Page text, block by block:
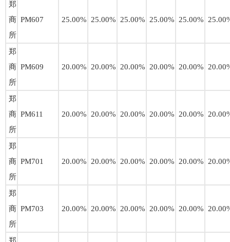
郑
商
所
PM607 25.00% 25.00% 25.00% 25.00% 25.00%
郑
商
所
PM609 20.00% 20.00% 20.00% 20.00% 20.00%
郑
商
所
PM611 20.00% 20.00% 20.00% 20.00% 20.00%
郑
商
所
PM701 20.00% 20.00% 20.00% 20.00% 20.00%
郑
商
所
PM703 20.00% 20.00% 20.00% 20.00% 20.00%